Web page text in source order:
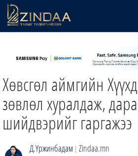
ТВ8
ӨГЛӨӨНИЙ СОНИН
ЗИНДАА СЭТГҮҮЛ
Хөвсгөл аймгийн
зөвлөл хуралдаж,
шийдвэрийг гаргажээ
Д.Үржинбадам | Zindaa.mn